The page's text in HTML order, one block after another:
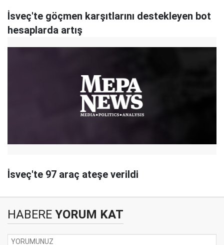
İsveç'te göçmen karşıtlarını destekleyen bot
hesaplarda artış
İsveç'te 97 araç ateşe verildi
HABERE YORUM KAT